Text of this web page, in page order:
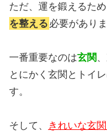
ただ、運を鍛えるた
を整える 必要がありま
一番重要なのは玄関
とにかく玄関とトイ
す。
そして、 きれいな玄